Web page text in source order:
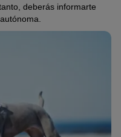
deberás informarte